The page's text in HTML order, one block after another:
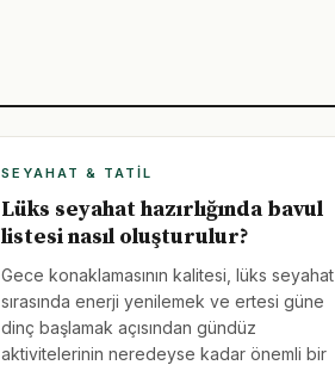
SEYAHAT & TATIL
Lüks seyahat hazırlığında bavul
listesi nasıl oluşturulur?
Gece konaklamasının kalitesi, lüks seyahat
sırasında enerji yenilemek ve ertesi güne
dinç başlamak açısından gündüz
aktivitelerinin neredeyse kadar önemli bir